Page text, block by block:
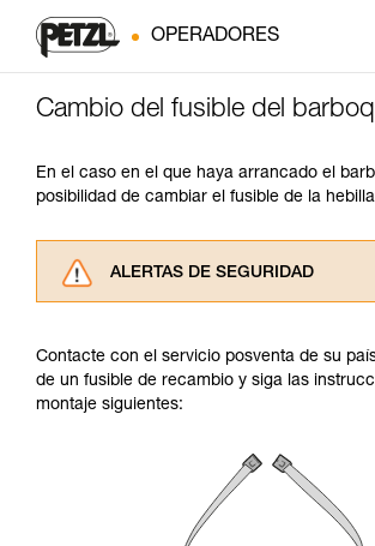
OPERADORES
Cambio del fusible del
En el caso en el que haya arrancado el
posibilidad de cambiar el fusible de la
ALERTAS DE SEGURIDAD
consultarlo. Usted debe
información de la ficha técnica
comprender este complemento
y un entrenamiento específico.
través de un profesional su
ejecutar estas técnicas, solo y con
seguridad, antes de ejecutarlas de
Contacte con el servicio posventa de su
de un fusible de recambio y siga las
montaje siguientes: